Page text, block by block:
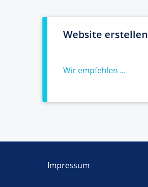
Website erstellen
Wir empfehlen ...
Impressum